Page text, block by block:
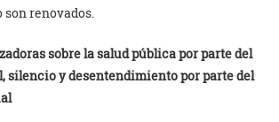
son renovados.
sobre la salud pública por parte del
silencio y desentendimiento por parte del